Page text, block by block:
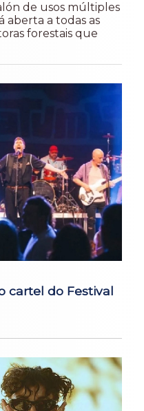
de usos múltiples
aberta a todas as
forestais que
cartel do Festival